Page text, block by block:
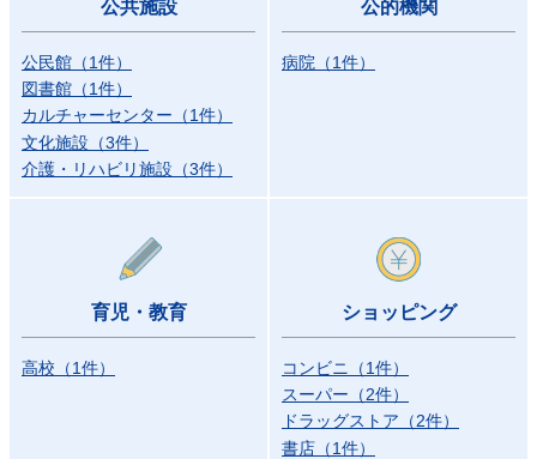
公共施設
公民館 （1件）
図書館 （1件）
カルチャーセンター （1件）
文化施設 （3件）
介護・リハビリ施設 （3件）
公的機関
病院 （1件）
育児・教育
高校 （1件）
ショッピング
コンビニ （1件）
スーパー （2件）
ドラッグストア （2件）
書店 （1件）